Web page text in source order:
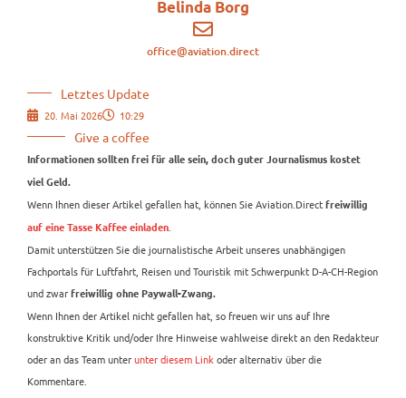
Belinda Borg
office@aviation.direct
Letztes Update
20. Mai 2026 10:29
Give a coffee
Informationen sollten frei für alle sein, doch guter Journalismus kostet
viel Geld.
Wenn Ihnen dieser Artikel gefallen hat, können Sie Aviation.Direct freiwillig
auf eine Tasse Kaffee einladen
Damit unterstützen Sie die journalistische Arbeit unseres unabhängigen
Fachportals für Luftfahrt, Reisen und Touristik mit Schwerpunkt D-A-CH-Region
und zwar freiwillig ohne Paywall-Zwang.
Wenn Ihnen der Artikel nicht gefallen hat, so freuen wir uns auf Ihre
konstruktive Kritik und/oder Ihre Hinweise wahlweise direkt an den Redakteur
oder an das Team unterunter diesem Link oder alternativ über die
Kommentare.